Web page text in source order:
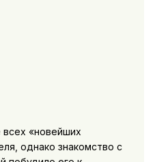
«новейших
однако знакомство с